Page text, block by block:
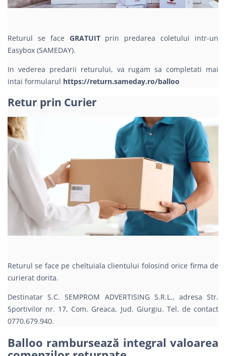
Returul se face GRATUIT prin predarea coletului intr-un
Easybox (SAMEDAY).
In vederea predarii returului, va rugam sa completati mai
intai formularul https://return.sameday.ro/balloo
Retur prin Curier
Returul se face pe cheltuiala clientului folosind orice firma de
curierat dorita.
Destinatar S.C. SEMPROM ADVERTISING S.R.L., adresa Str.
Sportivilor nr. 17, Com. Greaca, Jud. Giurgiu. Tel. de contact
0770.679.940.
Balloo rambursează integral valoarea